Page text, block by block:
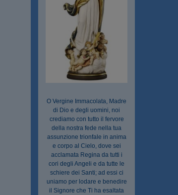
O Vergine Immacolata, Madre
di Dio e degli uomini, noi
crediamo con tutto il fervore
della nostra fede nella tua
assunzione trionfale in anima
e corpo al Cielo, dove sei
acclamata Regina da tutti i
cori degli Angeli e da tutte le
schiere dei Santi; ad essi ci
uniamo per lodare e benedire
il Signore che Ti ha esaltata